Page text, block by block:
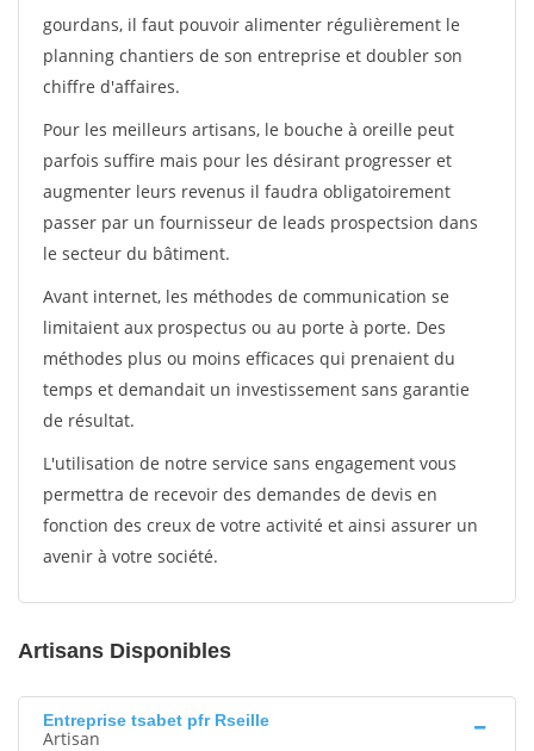
gourdans, il faut pouvoir alimenter régulièrement le
planning chantiers de son entreprise et doubler son
chiffre d'affaires.
Pour les meilleurs artisans, le bouche à oreille peut
parfois suffire mais pour les désirant progresser et
augmenter leurs revenus il faudra obligatoirement
passer par un fournisseur de leads prospectsion dans
le secteur du bâtiment.
Avant internet, les méthodes de communication se
limitaient aux prospectus ou au porte à porte. Des
méthodes plus ou moins efficaces qui prenaient du
temps et demandait un investissement sans garantie
de résultat.
L'utilisation de notre service sans engagement vous
permettra de recevoir des demandes de devis en
fonction des creux de votre activité et ainsi assurer un
avenir à votre société.
Artisans Disponibles
Entreprise tsabet pfr Rseille
Artisan